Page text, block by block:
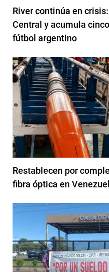
River continúa en
Central y acumula
fútbol argentino
Restablecen por
fibra óptica en